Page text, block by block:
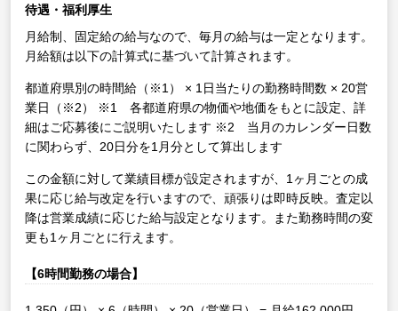
待遇・福利厚生
月給制、固定給の給与なので、毎月の給与は一定となります。
月給額は以下の計算式に基づいて計算されます。
都道府県別の時間給（※1） × 1日当たりの勤務時間数 × 20営
業日（※2）
※1 各都道府県の物価や地価をもとに設定、詳
細はご応募後にご説明いたします ※2 当月のカレンダー日数
に関わらず、20日分を1月分として算出します
この金額に対して業績目標が設定されますが、1ヶ月ごとの成
果に応じ給与改定を行いますので、頑張りは即時反映。査定以
降は営業成績に応じた給与設定となります。また勤務時間の変
更も1ヶ月ごとに行えます。
【6時間勤務の場合】